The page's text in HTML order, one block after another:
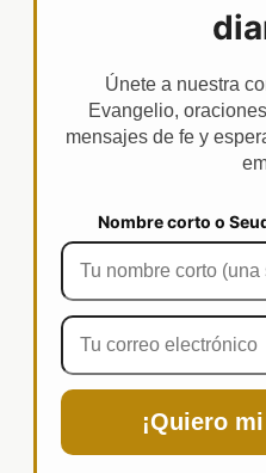
Únete a nuestra
Evangelio,
mensajes de fe y
Nombre corto o
¡Quiero